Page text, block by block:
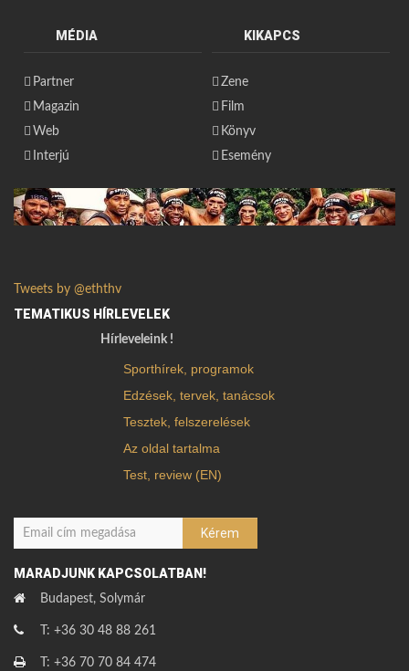
MÉDIA
Partner
Magazin
Web
Interjú
KIKAPCS
Zene
Film
Könyv
Esemény
Tweets by @eththv
TEMATIKUS HÍRLEVELEK
Hírleveleink !
Sporthírek, programok
Edzések, tervek, tanácsok
Tesztek, felszerelések
Az oldal tartalma
Test, review (EN)
MARADJUNK KAPCSOLATBAN!
Budapest, Solymár
T: +36 30 48 88 261
T: +36 70 70 84 474